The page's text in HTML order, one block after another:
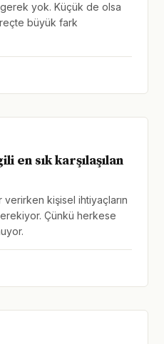
yok. Küçük de olsa
büyük fark
en sık karşılaşılan
kişisel ihtiyaçların
Çünkü herkese